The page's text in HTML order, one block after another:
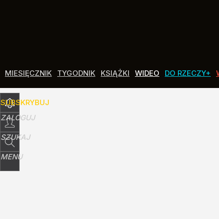
MIESIĘCZNIK TYGODNIK KSIĄŻKI WIDEO DO RZECZY+
SUBSKRYBUJ
ZALOGUJ
SZUKAJ
MENU